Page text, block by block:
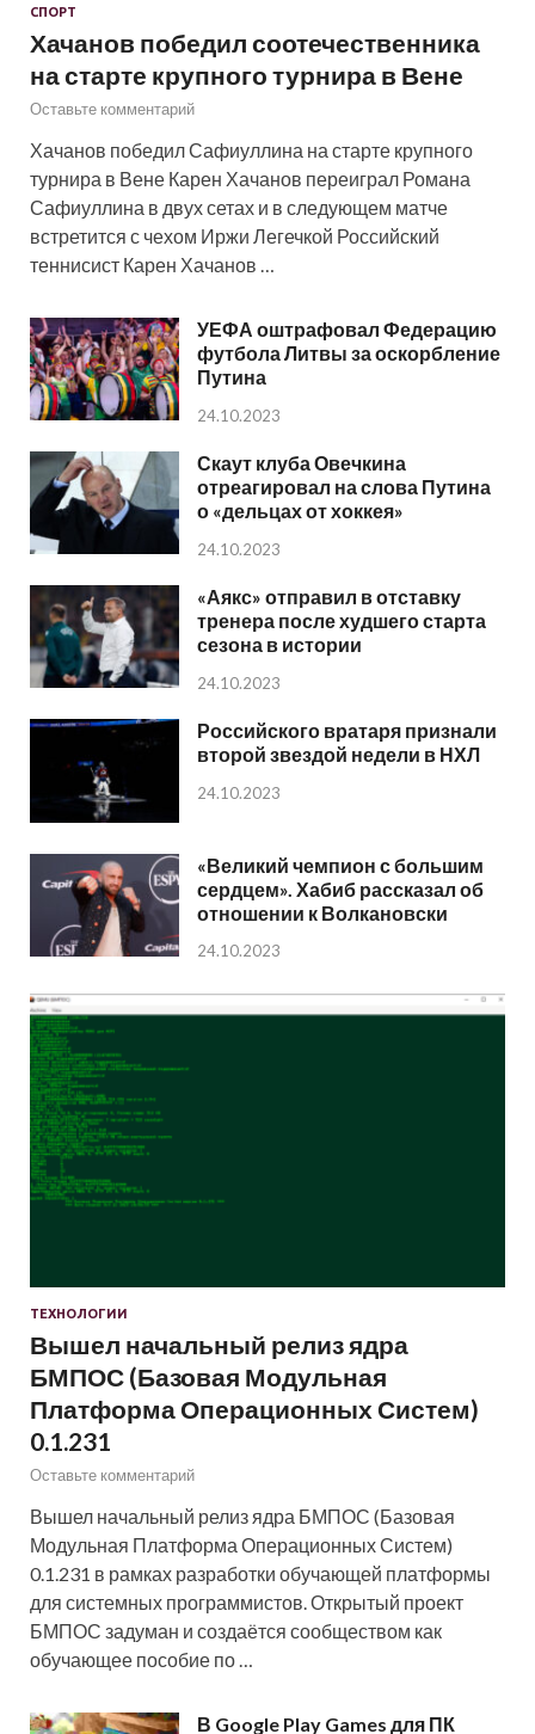
СПОРТ
Хачанов победил соотечественника
на старте крупного турнира в Вене
Оставьте комментарий
Хачанов победил Сафиуллина на старте крупного
турнира в Вене Карен Хачанов переиграл Романа
Сафиуллина в двух сетах и в следующем матче
встретится с чехом Иржи Легечкой Российский
теннисист Карен Хачанов …
УЕФА оштрафовал Федерацию
футбола Литвы за оскорбление
Путина
24.10.2023
Скаут клуба Овечкина
отреагировал на слова Путина
о «дельцах от хоккея»
24.10.2023
«Аякс» отправил в отставку
тренера после худшего старта
сезона в истории
24.10.2023
Российского вратаря признали
второй звездой недели в НХЛ
24.10.2023
«Великий чемпион с большим
сердцем». Хабиб рассказал об
отношении к Волкановски
24.10.2023
ТЕХНОЛОГИИ
Вышел начальный релиз ядра
БМПОС (Базовая Модульная
Платформа Операционных Систем)
0.1.231
Оставьте комментарий
Вышел начальный релиз ядра БМПОС (Базовая
Модульная Платформа Операционных Систем)
0.1.231 в рамках разработки обучающей платформы
для системных программистов. Открытый проект
БМПОС задуман и создаётся сообществом как
обучающее пособие по …
В Google Play Games для ПК